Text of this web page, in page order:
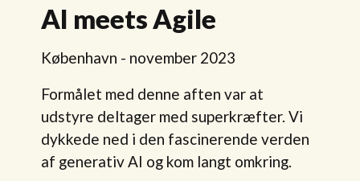
AI meets Agile
København - november 2023
Formålet med denne aften var at
udstyre deltager med superkræfter. Vi
dykkede ned i den fascinerende verden
af generativ AI og kom langt omkring.